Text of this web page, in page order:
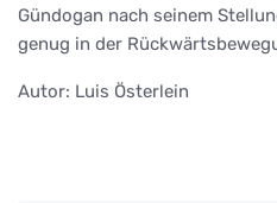
Gündogan nach seinem
genug in der
Autor: Luis Österlein